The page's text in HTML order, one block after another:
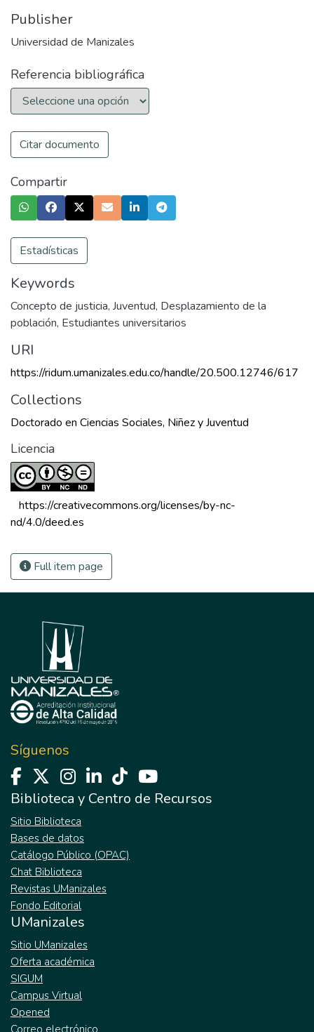
Publisher
Universidad de Manizales
Referencia bibliográfica
Citar documento
Compartir
Estadísticas
Keywords
Concepto de justicia, Juventud, Desplazamiento de la
población, Estudiantes universitarios
URI
https://ridum.umanizales.edu.co/handle/20.500.12746/617
Collections
Doctorado en Ciencias Sociales, Niñez y Juventud
Licencia
https://creativecommons.org/licenses/by-nc-
nd/4.0/deed.es
Full item page
Síguenos
Biblioteca y Centro de Recursos
Sitio Biblioteca
Bases de datos
Catálogo Público (OPAC)
Chat Biblioteca
Revistas UManizales
Fondo Editorial
UManizales
Sitio UManizales
Oferta académica
SIGUM
Campus Virtual
Opened